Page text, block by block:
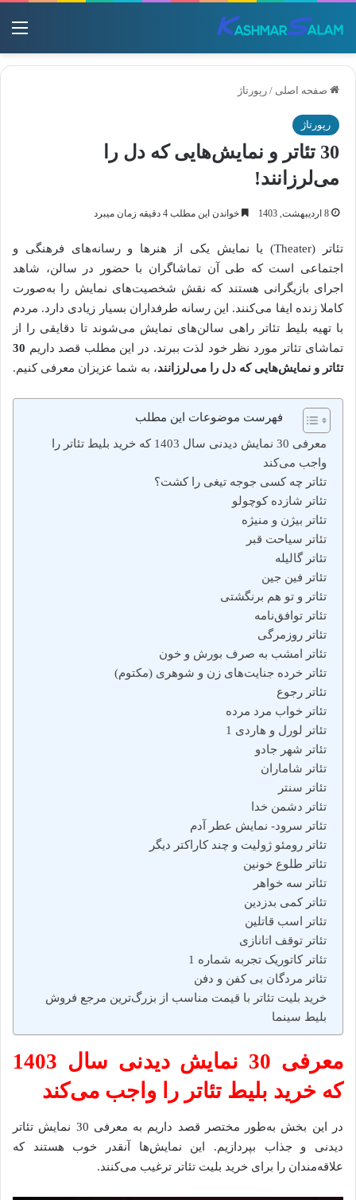
صفحه اصلی / رپورتاژ
رپورتاژ
30 تئاتر و نمایش‌هایی که دل را
می‌لرزانند!
8 اردیبهشت, 1403 خواندن این مطلب 4 دقیقه زمان میبرد
تئاتر (Theater) یا نمایش یکی از هنرها و رسانه‌های فرهنگی و
اجتماعی است که طی آن تماشاگران با حضور در سالن، شاهد
اجرای بازیگرانی هستند که نقش شخصیت‌های نمایش را به‌صورت
کاملا زنده ایفا می‌کنند. این رسانه طرفداران بسیار زیادی دارد. مردم
با تهیه بلیط تئاتر راهی سالن‌های نمایش می‌شوند تا دقایقی را از
تماشای تئاتر مورد نظر خود لذت ببرند‌.‌ در این مطلب قصد داریم 30
تئاتر و نمایش‌هایی که دل را می‌لرزانند، به شما عزیزان معرفی کنیم.
فهرست موضوعات این مطلب
معرفی 30 نمایش دیدنی سال 1403 که خرید بلیط تئاتر را
واجب می‌کند
تئاتر چه کسی جوجه تیغی را کشت؟‌
تئاتر شازده کوچولو
تئاتر بیژن و منیژه
تئاتر سیاحت قبر
تئاتر گالیله
تئاتر فین جین
تئاتر و تو هم برنگشتی
تئاتر توافق‌نامه
تئاتر روزمرگی
تئاتر امشب به صرف بورش و خون
تئاتر خرده جنایت‌های زن‌ و شوهری (مکتوم)
تئاتر رجوع
تئاتر خواب مرد مرده
تئاتر لورل و هاردی 1
تئاتر شهر جادو
تئاتر شاماران
تئاتر سنتر
تئاتر دشمن خدا
تئاتر سرود- نمایش عطر آدم
تئاتر رومئو ژولیت و چند کاراکتر دیگر
تئاتر طلوع خونین
تئاتر سه خواهر
تئاتر کمی بدزدین
تئاتر اسب قاتلین
تئاتر توقف اتانازی
تئاتر کاتوریک تجربه شماره 1
تئاتر مردگان بی کفن و دفن
خرید بلیت تئاتر با قیمت مناسب از بزرگ‌ترین مرجع فروش
بلیط سینما
معرفی 30 نمایش دیدنی سال 1403
که خرید بلیط تئاتر را واجب می‌کند
در این بخش به‌طور مختصر قصد داریم به معرفی 30 نمایش تئاتر
دیدنی و جذاب بپردازیم. این نمایش‌ها آنقدر خوب هستند که
علاقه‌مندان را برای خرید بلیت تئاتر ترغیب می‌کنند.